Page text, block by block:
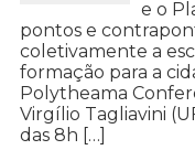
e o
pontos e
coletivamente a
formação para a
Polytheama
Virgílio Tagliavini
das 8h […]